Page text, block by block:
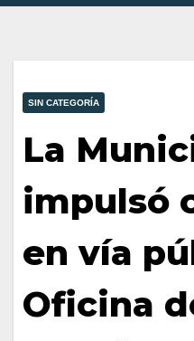
SIN CATEGORÍA
La
impulsó
en vía
Oficina